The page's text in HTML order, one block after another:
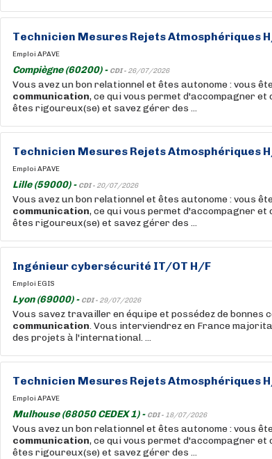
Technicien Mesures Rejets Atmosphériques
Emploi APAVE
Compiègne (60200) - CDI - 26/07/2026
Vous avez un bon relationnel et êtes autonome : vous
communication, ce qui vous permet d'accompagner
êtes rigoureux(se) et savez gérer des ...
Technicien Mesures Rejets Atmosphériques
Emploi APAVE
Lille (59000) - CDI - 20/07/2026
Vous avez un bon relationnel et êtes autonome : vous
communication, ce qui vous permet d'accompagner
êtes rigoureux(se) et savez gérer des ...
Ingénieur cybersécurité IT/OT H/F
Emploi EGIS
Lyon (69000) - CDI - 29/07/2026
Vous savez travailler en équipe et possédez de bonnes
communication. Vous interviendrez en France
des projets à l'international. ...
Technicien Mesures Rejets Atmosphériques
Emploi APAVE
Mulhouse (68050 CEDEX 1) - CDI - 18/07/2026
Vous avez un bon relationnel et êtes autonome : vous
communication, ce qui vous permet d'accompagner
êtes rigoureux(se) et savez gérer des ...